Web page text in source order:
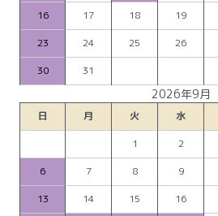
16
17 18 19
23
24 25 26
30
31
2026年9月
日 月 火 水
1
2
6
7 8 9
13
14 15 16